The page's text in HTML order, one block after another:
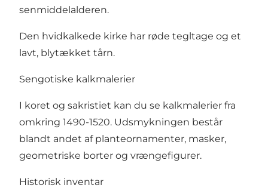
senmiddelalderen.
Den hvidkalkede kirke har røde tegltage og et
lavt, blytækket tårn.
Sengotiske kalkmalerier
I koret og sakristiet kan du se kalkmalerier fra
omkring 1490-1520. Udsmykningen består
blandt andet af planteornamenter, masker,
geometriske borter og vrængefigurer.
Historisk inventar